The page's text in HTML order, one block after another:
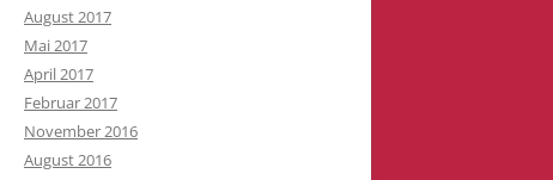
August 2017
Mai 2017
April 2017
Februar 2017
November 2016
August 2016